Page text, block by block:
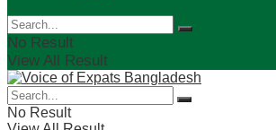
No Result
View All Result
No Result